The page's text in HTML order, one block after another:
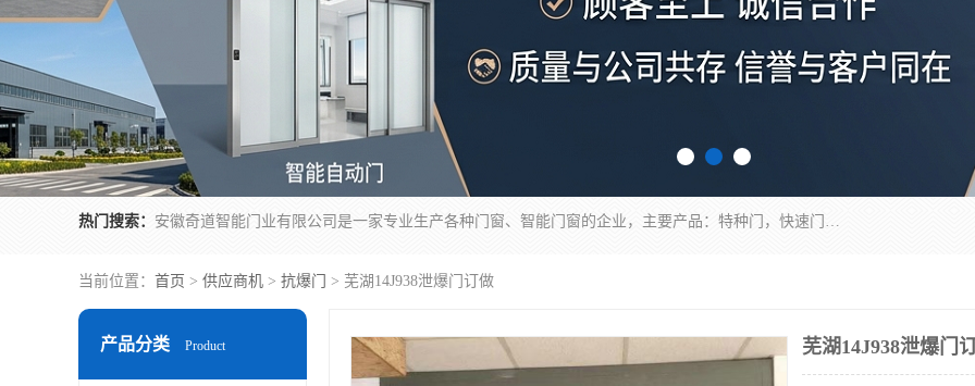
热门搜索： 安徽奇道智能门业有限公司是一家专业生产各种门窗、智能门窗的企业，主要产品：特种门，快速门，医用门，提升门，钢木门，智能道闸，钢大门，平移门，卷帘门，保温门，钢制自由门，防火门等，欢迎前来咨询采购。
当前位置： 首页 > 供应商机 > 抗爆门 > 芜湖14J938泄爆门订做
产品分类 Product 芜湖14J938泄爆门